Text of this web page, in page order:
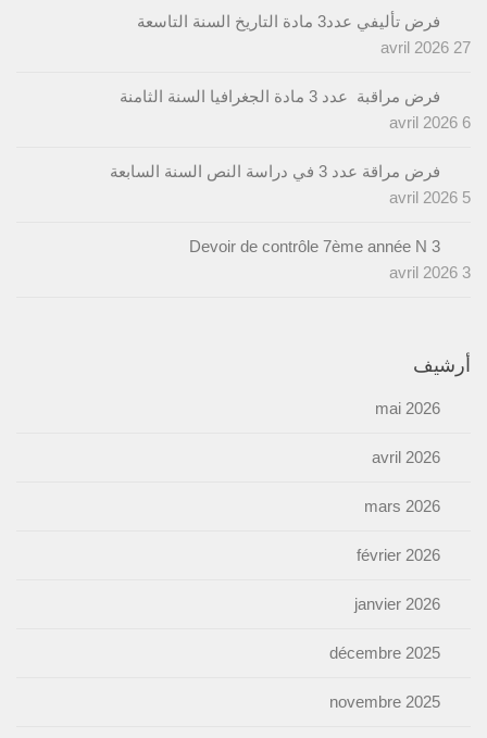
فرض تأليفي عدد3 مادة التاريخ السنة التاسعة
27 avril 2026
فرض مراقبة عدد 3 مادة الجغرافيا السنة الثامنة
6 avril 2026
فرض مراقة عدد 3 في دراسة النص السنة السابعة
5 avril 2026
Devoir de contrôle 7ème année N 3
3 avril 2026
أرشيف
mai 2026
avril 2026
mars 2026
février 2026
janvier 2026
décembre 2025
novembre 2025